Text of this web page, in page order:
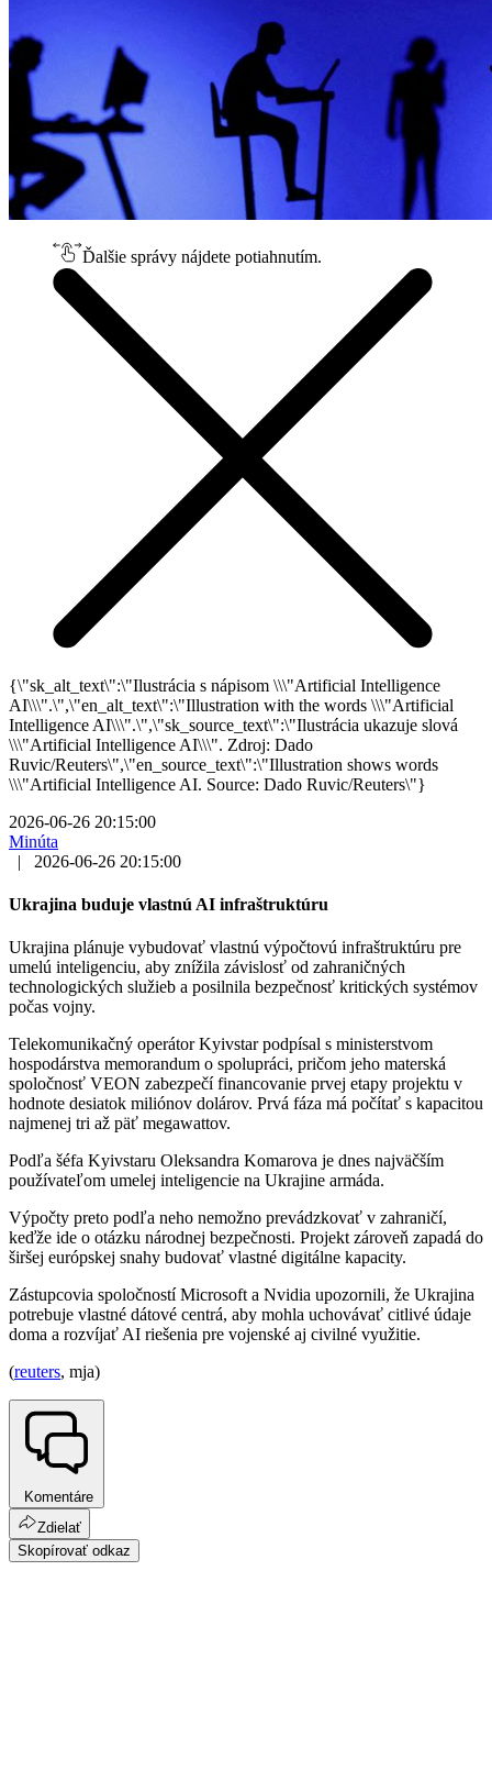
Ďalšie správy nájdete potiahnutím.
{\"sk_alt_text\":\"Ilustrácia s nápisom \\\"Artificial Intelligence
AI\\\".\",\"en_alt_text\":\"Illustration with the words \\\"Artificial
Intelligence AI\\\".\",\"sk_source_text\":\"Ilustrácia ukazuje slová
\\\"Artificial Intelligence AI\\\". Zdroj: Dado
Ruvic/Reuters\",\"en_source_text\":\"Illustration shows words
\\\"Artificial Intelligence AI. Source: Dado Ruvic/Reuters\"}
2026-06-26 20:15:00
Minúta
|
2026-06-26 20:15:00
Ukrajina buduje vlastnú AI infraštruktúru
Ukrajina plánuje vybudovať vlastnú výpočtovú infraštruktúru pre
umelú inteligenciu, aby znížila závislosť od zahraničných
technologických služieb a posilnila bezpečnosť kritických systémov
počas vojny.
Telekomunikačný operátor Kyivstar podpísal s ministerstvom
hospodárstva memorandum o spolupráci, pričom jeho materská
spoločnosť VEON zabezpečí financovanie prvej etapy projektu v
hodnote desiatok miliónov dolárov. Prvá fáza má počítať s kapacitou
najmenej tri až päť megawattov.
Podľa šéfa Kyivstaru Oleksandra Komarova je dnes najväčším
používateľom umelej inteligencie na Ukrajine armáda.
Výpočty preto podľa neho nemožno prevádzkovať v zahraničí,
keďže ide o otázku národnej bezpečnosti. Projekt zároveň zapadá do
širšej európskej snahy budovať vlastné digitálne kapacity.
Zástupcovia spoločností Microsoft a Nvidia upozornili, že Ukrajina
potrebuje vlastné dátové centrá, aby mohla uchovávať citlivé údaje
doma a rozvíjať AI riešenia pre vojenské aj civilné využitie.
(reuters, mja)
Komentáre
Zdielať
Skopírovať odkaz